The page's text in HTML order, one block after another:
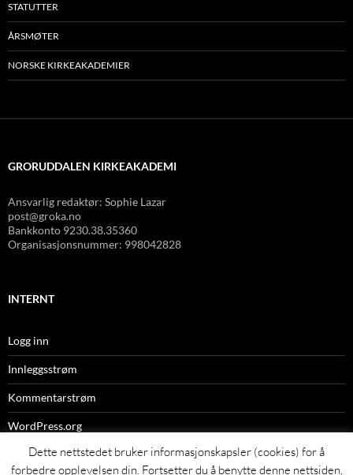
STATUTTER
ÅRSMØTER
NORSKE KIRKEAKADEMIER
GRORUDDALEN KIRKEAKADEMI
Ansvarlig redaktør: Sophie Lazar
post@groka.no
Bankkonto 9230.38.35360
Organisasjonsnummer: 998042828
INTERNT
Logg inn
Innleggsstrøm
Kommentarstrøm
WordPress.org
Dette nettstedet bruker informasjonskapsler (cookies) for å
forbedre opplevelsen din. Fortsetter du å benytte denne nettsiden,